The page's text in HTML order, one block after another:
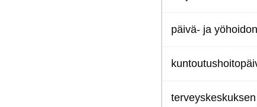
päi­vä- ja